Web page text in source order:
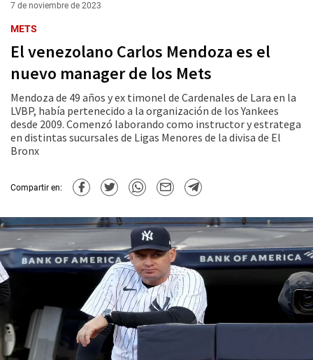
7 de noviembre de 2023
METS
El venezolano Carlos Mendoza es el
nuevo manager de los Mets
Mendoza de 49 años y ex timonel de Cardenales de Lara en la
LVBP, había pertenecido a la organización de los Yankees
desde 2009. Comenzó laborando como instructor y estratega
en distintas sucursales de Ligas Menores de la divisa de El
Bronx
Compartir en: